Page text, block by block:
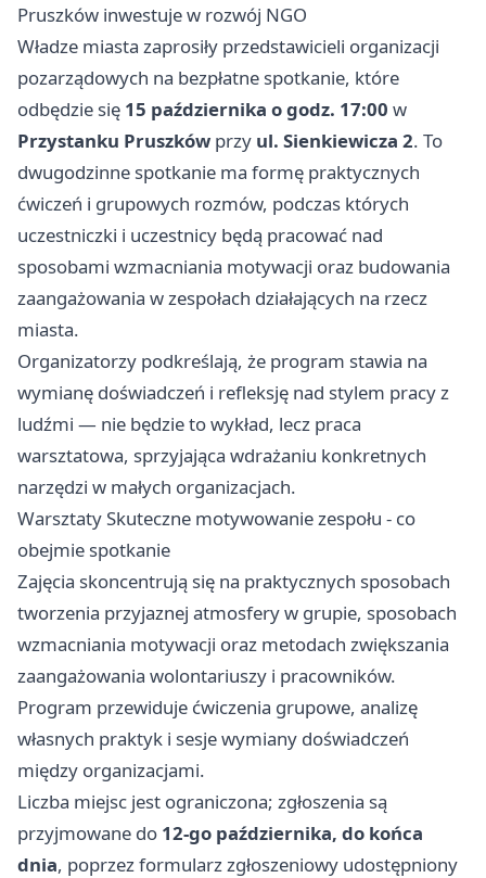
Pruszków inwestuje w rozwój NGO
Władze miasta zaprosiły przedstawicieli organizacji
pozarządowych na bezpłatne spotkanie, które
odbędzie się 15 października o godz. 17:00 w
Przystanku Pruszków przy ul. Sienkiewicza 2. To
dwugodzinne spotkanie ma formę praktycznych
ćwiczeń i grupowych rozmów, podczas których
uczestniczki i uczestnicy będą pracować nad
sposobami wzmacniania motywacji oraz budowania
zaangażowania w zespołach działających na rzecz
miasta.
Organizatorzy podkreślają, że program stawia na
wymianę doświadczeń i refleksję nad stylem pracy z
ludźmi — nie będzie to wykład, lecz praca
warsztatowa, sprzyjająca wdrażaniu konkretnych
narzędzi w małych organizacjach.
Warsztaty Skuteczne motywowanie zespołu - co
obejmie spotkanie
Zajęcia skoncentrują się na praktycznych sposobach
tworzenia przyjaznej atmosfery w grupie, sposobach
wzmacniania motywacji oraz metodach zwiększania
zaangażowania wolontariuszy i pracowników.
Program przewiduje ćwiczenia grupowe, analizę
własnych praktyk i sesje wymiany doświadczeń
między organizacjami.
Liczba miejsc jest ograniczona; zgłoszenia są
przyjmowane do 12-go października, do końca
dnia, poprzez formularz zgłoszeniowy udostępniony